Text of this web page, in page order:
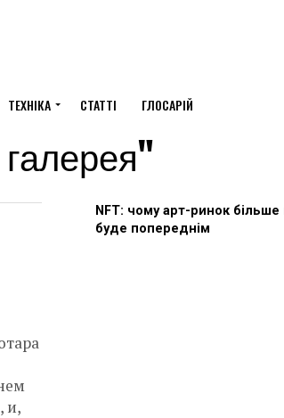
ТЕХНІКА СТАТТІ ГЛОСАРІЙ
и,
NFT: чому арт-ринок більше
буде попереднім